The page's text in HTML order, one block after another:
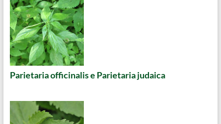
Parietaria officinalis e Parietaria judaica